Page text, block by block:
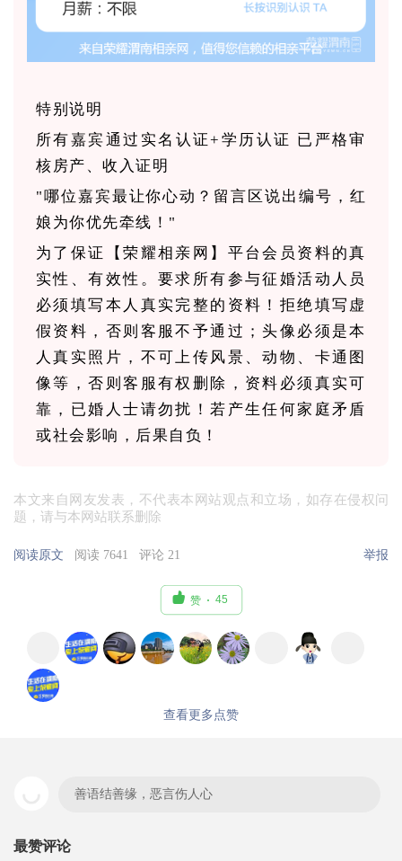
特别说明
所有嘉宾通过实名认证+学历认证 已严格审
核房产、收入证明
"哪位嘉宾最让你心动？留言区说出编号，红
娘为你优先牵线！"
为了保证【荣耀相亲网】平台会员资料的真
实性、有效性。要求所有参与征婚活动人员
必须填写本人真实完整的资料！拒绝填写虚
假资料，否则客服不予通过；头像必须是本
人真实照片，不可上传风景、动物、卡通图
像等，否则客服有权删除，资料必须真实可
靠，已婚人士请勿扰！若产生任何家庭矛盾
或社会影响，后果自负！
本文来自网友发表，不代表本网站观点和立场，如存在侵权问
题，请与本网站联系删除
阅读原文 阅读 7641 评论 21 举报
 赞 45
查看更多点赞
善语结善缘，恶言伤人心
最赞评论